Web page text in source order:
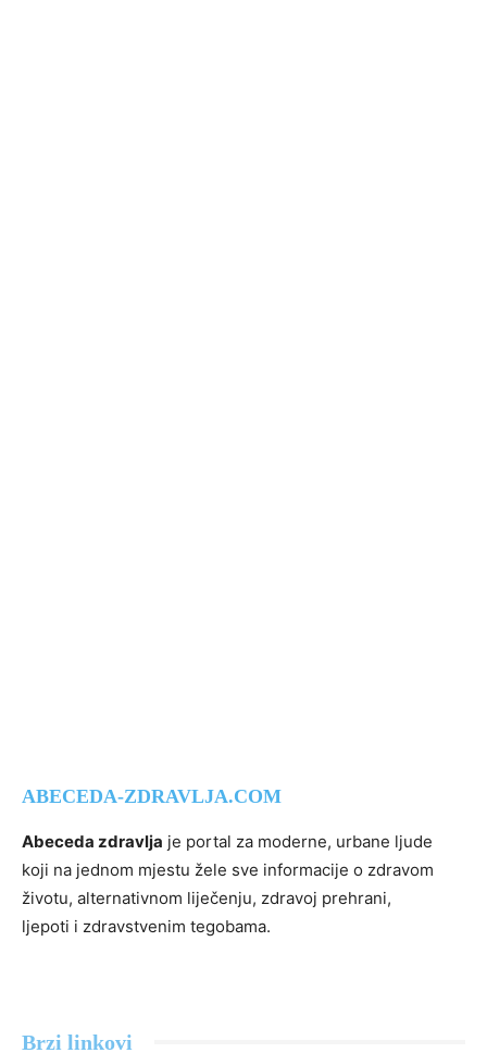
ABECEDA-ZDRAVLJA.COM
Abeceda zdravlja je portal za moderne, urbane ljude
koji na jednom mjestu žele sve informacije o zdravom
životu, alternativnom liječenju, zdravoj prehrani,
ljepoti i zdravstvenim tegobama.
Brzi linkovi